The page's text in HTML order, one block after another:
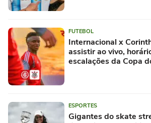
FUTEBOL
Internacional x
assistir ao vivo,
escalações da Copa
ESPORTES
Gigantes do skate